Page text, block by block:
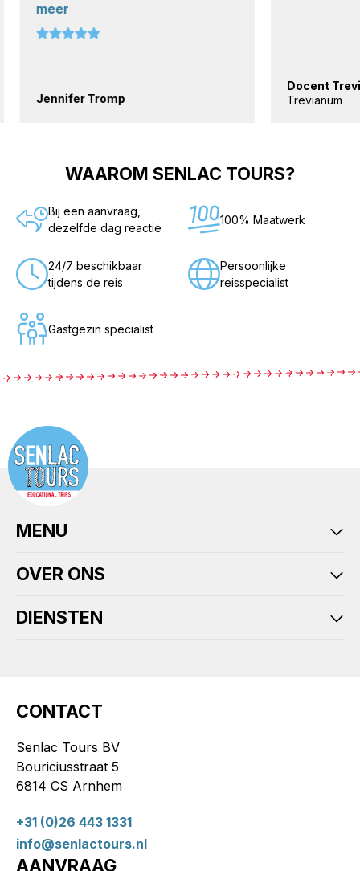
meer
Jennifer Tromp
Docent
Trevianum
WAAROM SENLAC TOURS?
Bij een aanvraag,
dezelfde dag reactie
100% Maatwerk
24/7 beschikbaar
tijdens de reis
Persoonlijke
reisspecialist
Gastgezin specialist
MENU
OVER ONS
DIENSTEN
CONTACT
Senlac Tours BV
Bouriciusstraat 5
6814 CS Arnhem
+31 (0)26 443 1331
info@senlactours.nl
AANVRAAG